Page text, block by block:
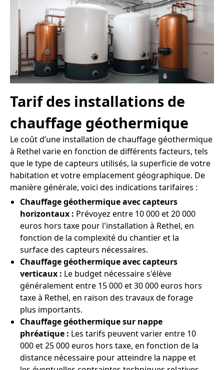
Tarif des installations de
chauffage géothermique
Le coût d’une installation de chauffage géothermique
à Rethel varie en fonction de différents facteurs, tels
que le type de capteurs utilisés, la superficie de votre
habitation et votre emplacement géographique. De
manière générale, voici des indications tarifaires :
Chauffage géothermique avec capteurs
horizontaux : Prévoyez entre 10 000 et 20 000
euros hors taxe pour l'installation à Rethel, en
fonction de la complexité du chantier et la
surface des capteurs nécessaires.
Chauffage géothermique avec capteurs
verticaux : Le budget nécessaire s'élève
généralement entre 15 000 et 30 000 euros hors
taxe à Rethel, en raison des travaux de forage
plus importants.
Chauffage géothermique sur nappe
phréatique : Les tarifs peuvent varier entre 10
000 et 25 000 euros hors taxe, en fonction de la
distance nécessaire pour atteindre la nappe et